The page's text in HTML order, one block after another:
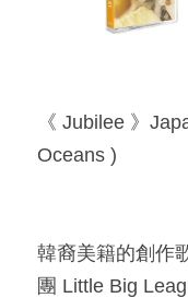
《 Jubilee 》
Oceans )​
韓裔美籍的創作
團 Little Big